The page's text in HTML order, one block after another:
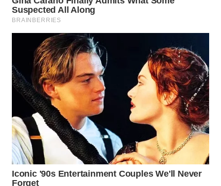
WN
PRIANGAN
WN
SEMARANG
WN
SOLO
WN
BOROBUDUR
WN
MADURA